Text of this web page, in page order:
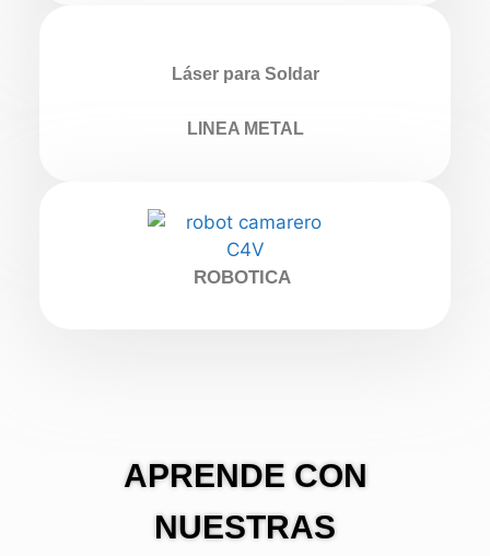
Láser para Soldar
LINEA METAL
ROBOTICA
APRENDE CON
NUESTRAS